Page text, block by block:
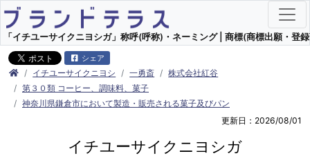
「イチユーサイクニヨシガ」称呼(呼称)・ネーミング | 商標(商標出願・登
シェア
イチユーサイクニヨシ 一勇斎
株式会社紅谷
第３０類 コーヒー、調味料、菓子
神奈川県鎌倉市において製造・販売される菓子及びパン
更新日：2026/08/01
イチユーサイクニヨシガ